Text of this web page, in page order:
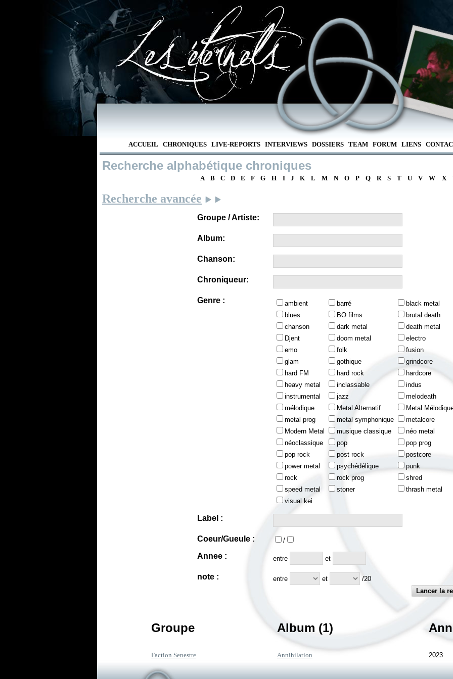
ACCUEIL CHRONIQUES LIVE-REPORTS INTERVIEWS DOSSIERS TEAM FORUM LIENS
Recherche alphabétique chroniques
A B C D E F G H I J K L M N O P Q R S T U V W X
Recherche avancée
Groupe / Artiste:
Album:
Chanson:
Chroniqueur:
Genre : ambient barré
black metal
blues
BO films
brutal death
chanson
dark metal
death metal
Djent
doom metal
electro
emo
folk
fusion
glam
gothique
grindcore
hard FM
hard rock
hardcore
heavy metal
inclassable
indus
instrumental
jazz
melodeath
mélodique
Metal Alternatif
Metal
metal prog
metal symphonique
metalcore
Modern Metal
musique classique
néo metal
néoclassique
pop
pop prog
pop rock
post rock
postcore
power metal
psychédélique
punk
rock
rock prog
shred
speed metal
stoner
thrash metal
visual kei
Label :
Coeur/Gueule : /
Annee : entre et
note : entre et /20
Groupe Album (1)
Faction Senestre Annihilation 2023